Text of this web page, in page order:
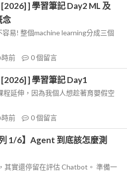
] 學習筆記 Day2 ML 及
念
易! 整個machine learning分成三個
時前 0個留言
] 學習筆記 Day1
延伸，因為我個人想趁著育嬰假空
時前 0個留言
1/6】Agent 到底該怎麼測
其實還停留在評估 Chatbot。 準備一